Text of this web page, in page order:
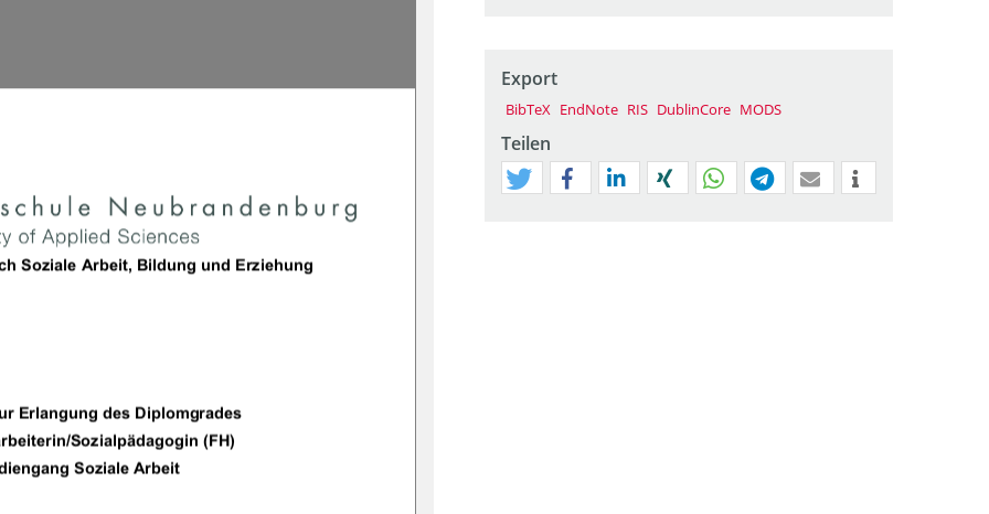
Soziale Arbeit, Bildung und Erziehung
Erlangung des Diplomgrades
Sozialpädagogin (FH)
Soziale Arbeit
Export
BibTeX EndNote RIS DublinCore MODS
Teilen